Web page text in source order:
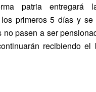
patria entregará
primeros 5 días y
pasen a ser
recibiendo